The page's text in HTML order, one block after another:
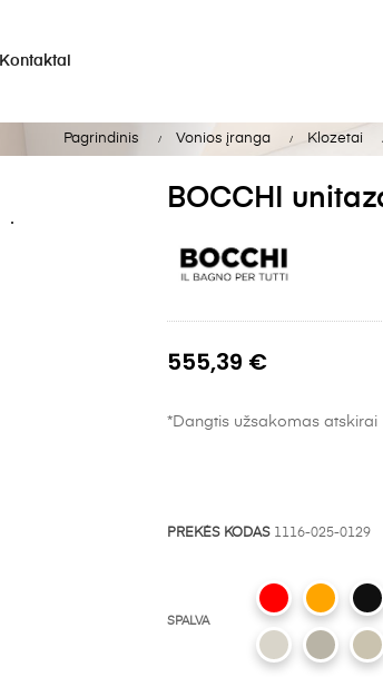
Kontaktai
Pagrindinis Vonios įranga Klozetai
BOCCHI
555,39 €
*Dangtis užsakomas atskirai
PREKĖS KODAS 1116-025-0129
SPALVA